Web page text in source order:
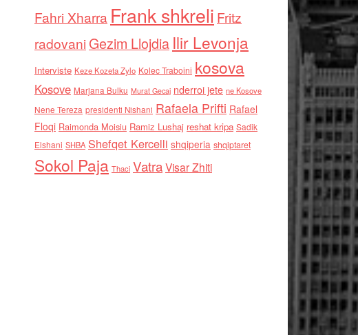
Fahri Xharra Frank shkreli Fritz
radovaniGezim Llojdia Ilir Levonja
Interviste Keze Kozeta Zylo Kolec Traboini kosova
Kosove Marjana Bulku Murat Gecaj nderroi jete ne Kosove
Nene Tereza presidenti Nishani Rafaela Prifti Rafael
Floqi Raimonda Moisiu Ramiz Lushaj reshat kripa Sadik
Elshani SHBA Shefqet Kercelli shqiperia shqiptaret
Sokol Paja Thaci VatraVisar Zhiti